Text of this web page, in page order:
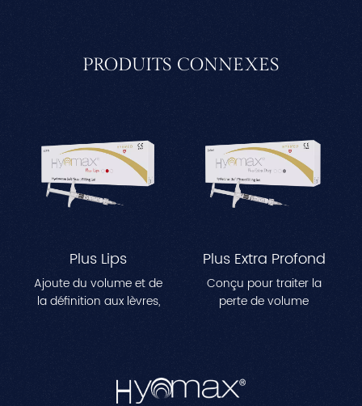
PRODUITS CONNEXES
Plus Lips
Ajoute du volume et de
la définition aux lèvres,
lèvres et obtenir un
Plus Extra Profond
Conçu pour traiter la
perte de volume
contours du visage tout